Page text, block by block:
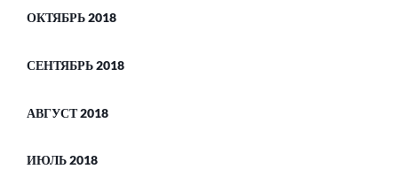
ОКТЯБРЬ 2018
СЕНТЯБРЬ 2018
АВГУСТ 2018
ИЮЛЬ 2018